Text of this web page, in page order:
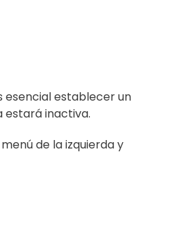
esencial establecer un
estará inactiva.
de la izquierda y